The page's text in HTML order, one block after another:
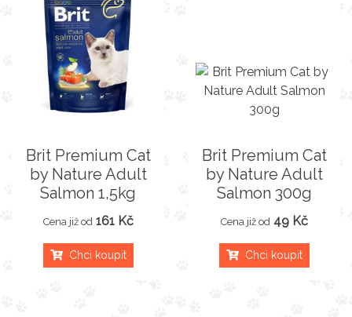
Brit Premium Cat
by Nature Adult
Salmon 1,5kg
Cena již od 161 Kč
Chci koupit
Brit Premium Cat
by Nature Adult
Salmon 300g
Cena již od 49 Kč
Chci koupit